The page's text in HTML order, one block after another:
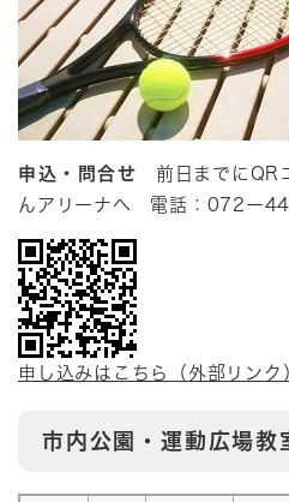
申込・問合せ 前日までにQR
んアリーナへ 電話：072ー
申し込みはこちら（外部リンク
市内公園・運動広場教